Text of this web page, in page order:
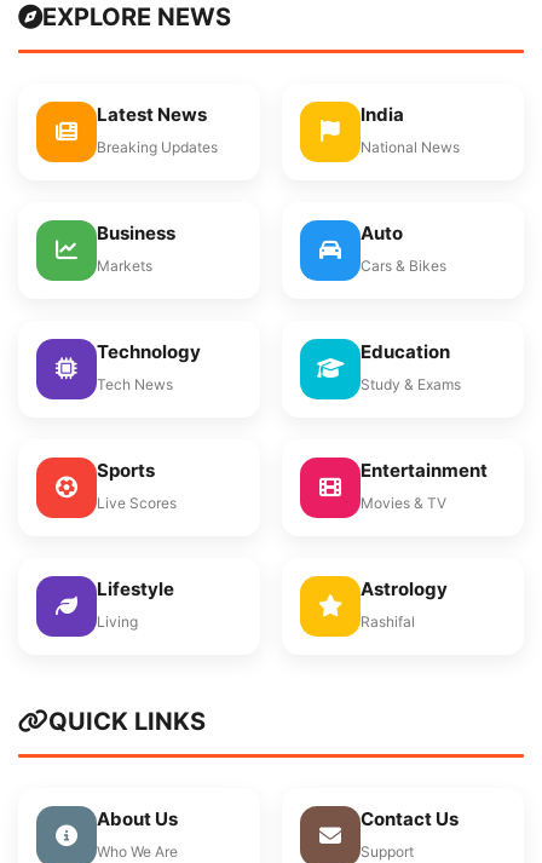
EXPLORE NEWS
Latest News
Breaking Updates
India
National News
Business
Markets
Auto
Cars & Bikes
Technology
Tech News
Education
Study & Exams
Sports
Live Scores
Entertainment
Movies & TV
Lifestyle
Living
Astrology
Rashifal
QUICK LINKS
About Us
Who We Are
Contact Us
Support